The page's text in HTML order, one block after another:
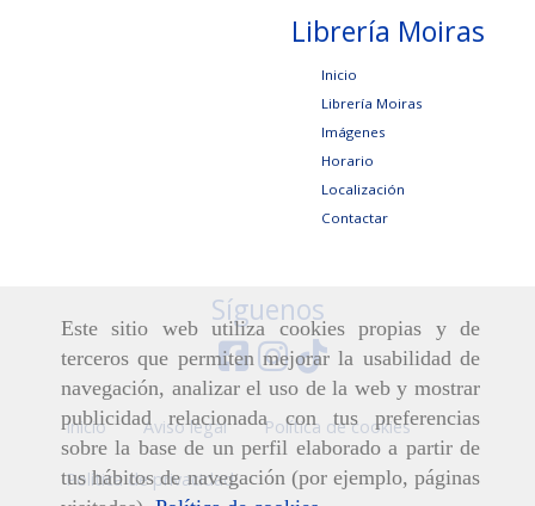
Este sitio web utiliza cookies propias y de
terceros que permiten mejorar la usabilidad de
navegación, analizar el uso de la web y mostrar
publicidad relacionada con tus preferencias
sobre la base de un perfil elaborado a partir de
tus hábitos de navegación (por ejemplo, páginas
Librería Moiras
Inicio
Librería Moiras
Imágenes
Horario
Localización
Contactar
Síguenos
Inicio Aviso legal Política de cookies
Política de privacidad